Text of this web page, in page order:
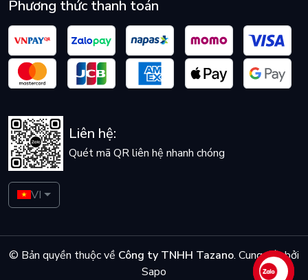
Phương thức thanh toán
Liên hệ:
Quét mã QR liên hệ nhanh chóng
VI
© Bản quyền thuộc về Công ty TNHH Tazano. Cung cấp bởi
Sapo
Liên hệ